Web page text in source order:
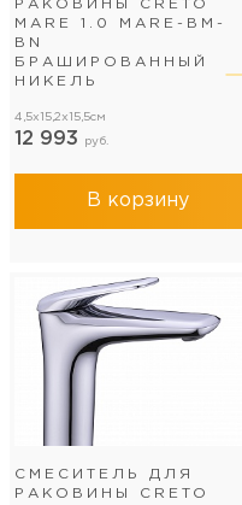
РАКОВИНЫ CRETO
MARE 1.0 MARE-BM-
BN
БРАШИРОВАННЫЙ
НИКЕЛЬ
4,5x15,2x15,5см
12 993 руб.
В корзину
СМЕСИТЕЛЬ ДЛЯ
РАКОВИНЫ CRETO